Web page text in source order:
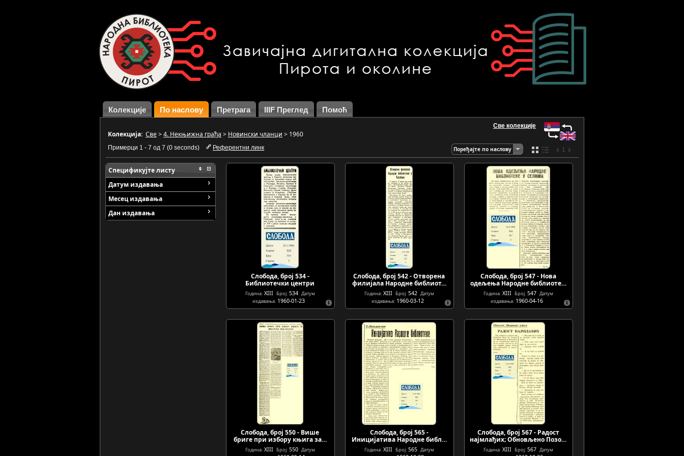
Колекције По наслову Претрага IIIF Преглед Помоћ
Све колекције
Колекција: Све>4. Некњижна грађа > Новински чланци > 1960
Примерци 1 - 7 од 7 (0 seconds) Референтни линк 1
Поређајте по наслову
Спецификујте листу
Датум издавања
Месец издавања
Дан издавања
Слобода, број 534 -
Библиотечки центри
Година: XIII Број: 534 Датум
издавања: 1960-01-23
Слобода, број 542 - Отворена
филијала Народне библиот…
Година: XIII Број: 542 Датум
издавања: 1960-03-12
Слобода, број 547 - Нова
одељења Народне библиоте…
Година: XIII Број: 547 Датум
издавања: 1960-04-16
Слобода, број 550 - Више
бриге при избору књига за…
Година: XIII Број: 550 Датум
Слобода, број 565 -
Иницијатива Народне библ…
Година: XIII Број: 565 Датум
Слобода, број 567 - Радост
најмлађих; Обновљено Позо…
Година: XIII Број: 567 Датум